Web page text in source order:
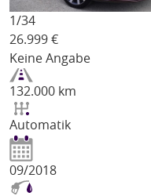
1/34
26.999 €
Keine Angabe
132.000 km
Automatik
09/2018